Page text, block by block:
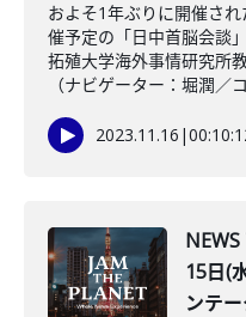
およそ1年ぶりに開催さ
催予定の「日中首脳会談
拓殖大学海外事情研究所
（ナビゲーター：堀潤／
2023.11.16 |
15日(
ンテ